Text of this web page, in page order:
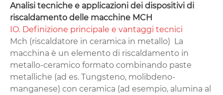
Analisi tecniche e applicazioni dei dispositivi di
riscaldamento delle macchine MCH‌
IO. Definizione principale e vantaggi tecnici‌
‌Mch (riscaldatore in ceramica in metallo) ‌ La
macchina è un elemento di riscaldamento in
metallo-ceramico formato combinando paste
metalliche (ad es. Tungsteno, molibdeno-
manganese) con ceramica (ad esempio, alumina al